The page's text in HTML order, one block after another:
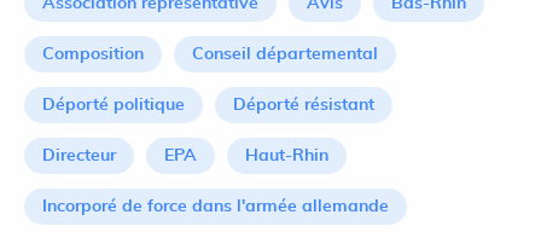
Association représentative Avis Bas-Rhin
Composition Conseil départemental
Déporté politique Déporté résistant
Directeur EPA Haut-Rhin
Incorporé de force dans l'armée allemande